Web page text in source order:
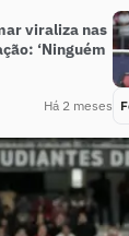
viraliza nas
‘Ninguém
Há 2 meses
capital